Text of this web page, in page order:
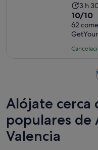
La
de
la
3
30
3 h
10.0
sobre
10
con
10/10
62
Alójate cerca
populares
Valencia